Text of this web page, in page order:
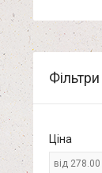
Фільтри
Ціна